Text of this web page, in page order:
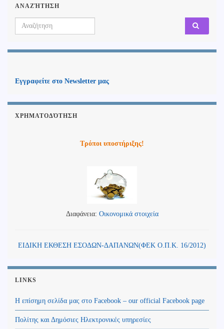
ΑΝΑΖΉΤΗΣΗ
Search for:
Εγγραφείτε στο Newsletter μας
ΧΡΗΜΑΤΟΔΌΤΗΣΗ
Τρόποι υποστήριξης!
Διαφάνεια: Οικονομικά στοιχεία
ΕΙΔΙΚΗ ΕΚΘΕΣΗ ΕΣΟΔΩΝ-ΔΑΠΑΝΩΝ(ΦΕΚ Ο.Π.Κ. 16/2012)
LINKS
Η επίσημη σελίδα μας στο Facebook – our official Facebook page
Πολίτης και Δημόσιες Ηλεκτρονικές υπηρεσίες